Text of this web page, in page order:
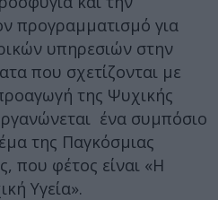
προγραμματισμό για
υπηρεσιών στην
που σχετίζονται με
της Ψυχικής
ένα συμπόσιο
της Παγκόσμιας
που φέτος είναι «Η
Υγεία».